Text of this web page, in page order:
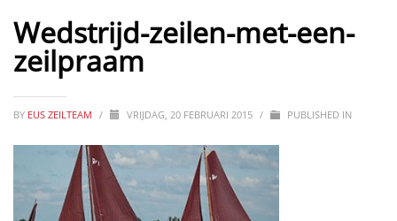
Wedstrijd-zeilen-met-een-
zeilpraam
BY EUS ZEILTEAM / VRIJDAG, 20 FEBRUARI 2015 / PUBLISHED IN